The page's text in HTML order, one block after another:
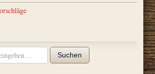
Suchen